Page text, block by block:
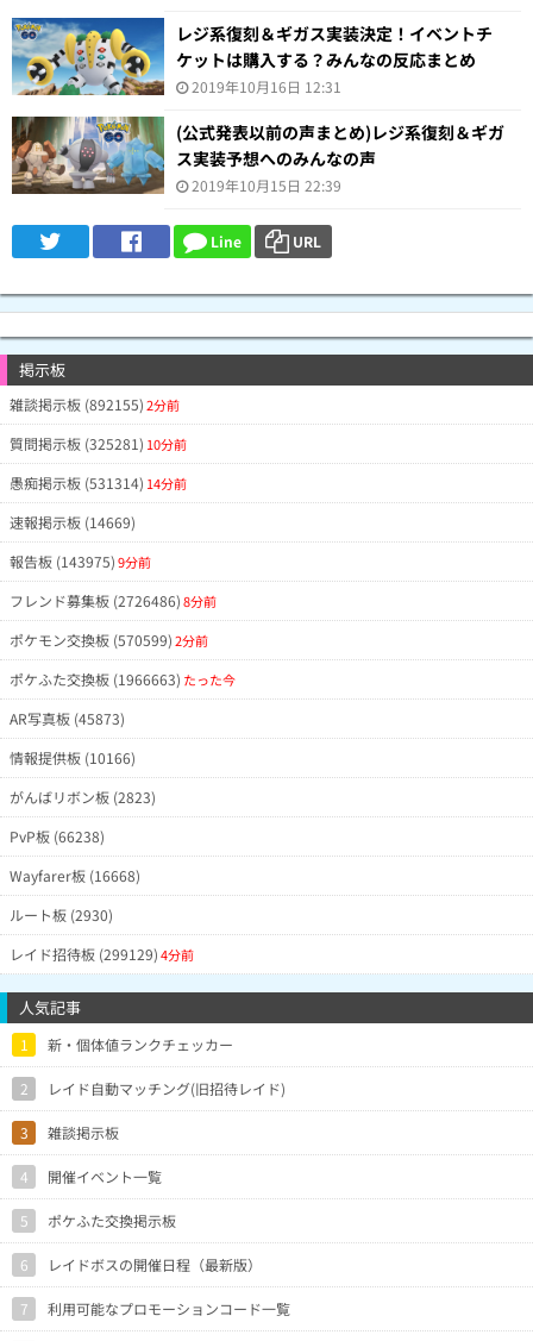
レジ系復刻＆ギガス実装決定！イベントチ
ケットは購入する？みんなの反応まとめ
2019年10月16日 12:31
(公式発表以前の声まとめ)レジ系復刻＆ギガ
ス実装予想へのみんなの声
2019年10月15日 22:39
Line URL
掲示板
雑談掲示板 (892155)2分前
質問掲示板 (325281) 10分前
愚痴掲示板 (531314) 14分前
速報掲示板 (14669)
報告板 (143975)9分前
フレンド募集板 (2726486)8分前
ポケモン交換板 (570599)2分前
ポケふた交換板 (1966663) たった今
AR写真板 (45873)
情報提供板 (10166)
がんばリボン板 (2823)
PvP板 (66238)
Wayfarer板 (16668)
ルート板 (2930)
レイド招待板 (299129)4分前
人気記事
1 新・個体値ランクチェッカー
2 レイド自動マッチング(旧招待レイド)
3 雑談掲示板
4 開催イベント一覧
5 ポケふた交換掲示板
6 レイドボスの開催日程（最新版）
7 利用可能なプロモーションコード一覧